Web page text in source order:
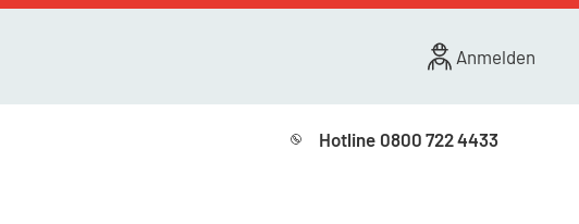
Anmelden
Hotline 0800 722 4433